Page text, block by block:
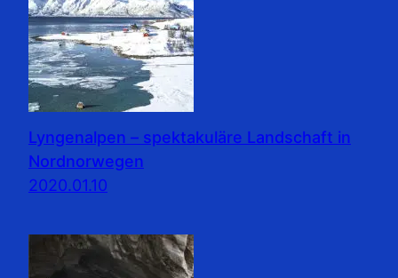
Lyngenalpen – spektakuläre Landschaft in
Nordnorwegen
2020.01.10